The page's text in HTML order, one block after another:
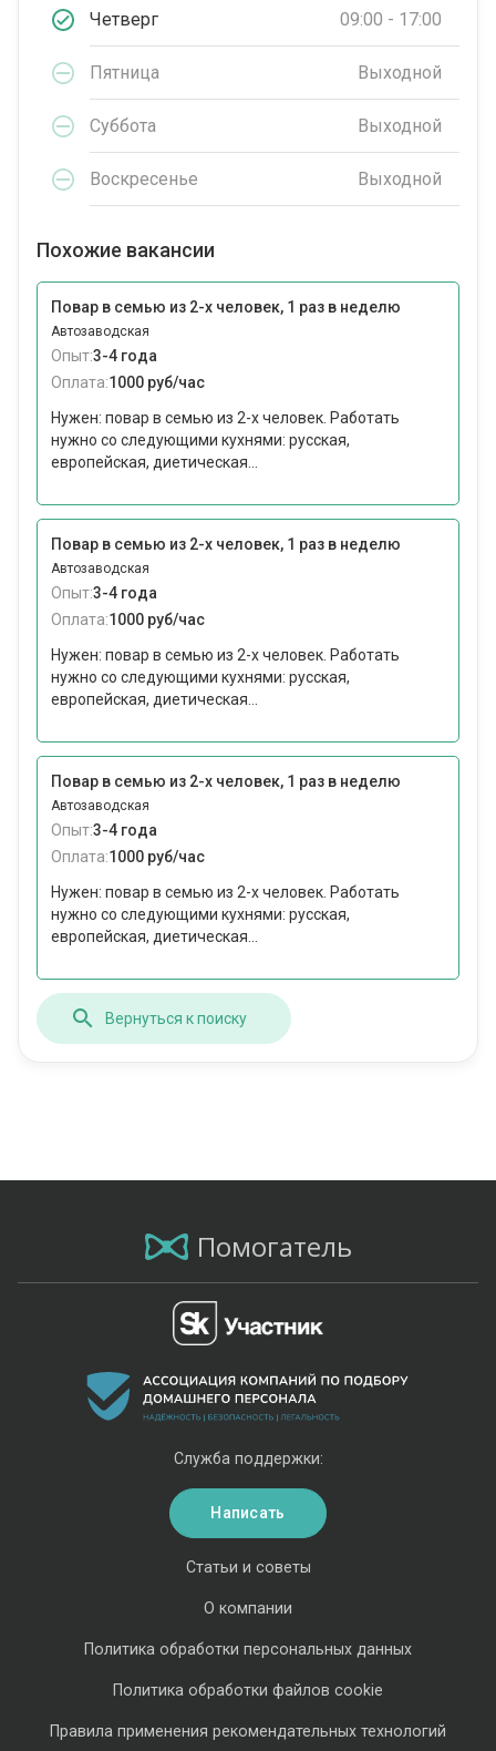
Четверг 09:00 - 17:00
Пятница Выходной
Суббота Выходной
Воскресенье Выходной
Похожие вакансии
Повар в семью из 2-х человек, 1 раз в неделю
Автозаводская
Опыт:3-4 года
Оплата:1000 руб/час
Нужен: повар в семью из 2-х человек. Работать
нужно со следующими кухнями: русская,
европейская, диетическая...
Повар в семью из 2-х человек, 1 раз в неделю
Автозаводская
Опыт:3-4 года
Оплата:1000 руб/час
Нужен: повар в семью из 2-х человек. Работать
нужно со следующими кухнями: русская,
европейская, диетическая...
Повар в семью из 2-х человек, 1 раз в неделю
Автозаводская
Опыт:3-4 года
Оплата:1000 руб/час
Нужен: повар в семью из 2-х человек. Работать
нужно со следующими кухнями: русская,
европейская, диетическая...
Вернуться к поиску
Помогатель
Статьи и советы
О компании
Политика обработки персональных данных
Политика обработки файлов cookie
Правила применения рекомендательных технологий
Служба поддержки:
Написать